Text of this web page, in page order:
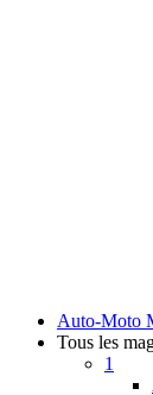
Auto-Moto
Tous les
1